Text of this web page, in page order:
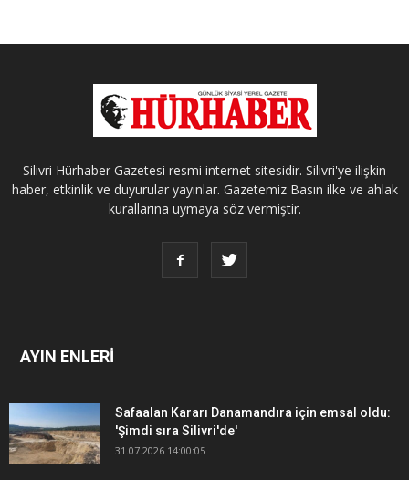
Silivri Hürhaber Gazetesi resmi internet sitesidir. Silivri'ye ilişkin
haber, etkinlik ve duyurular yayınlar. Gazetemiz Basın ilke ve ahlak
kurallarına uymaya söz vermiştir.
AYIN ENLERİ
Safaalan Kararı Danamandıra için emsal oldu:
'Şimdi sıra Silivri'de'
31.07.2026 14:00:05